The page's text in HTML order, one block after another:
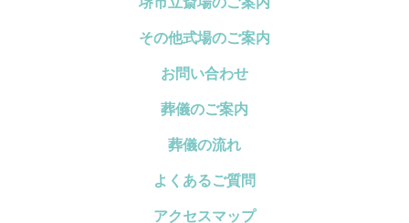
その他式場のご案内
お問い合わせ
葬儀のご案内
葬儀の流れ
よくあるご質問
アクセスマップ